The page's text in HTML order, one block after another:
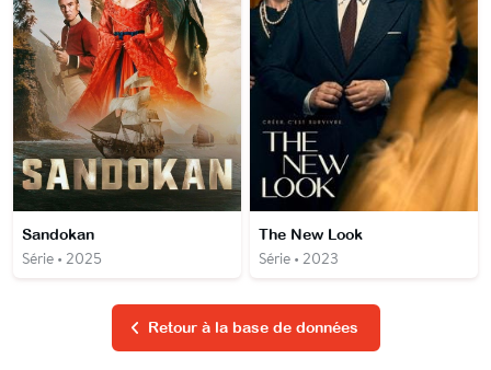
Sandokan
Série • 2025
The New Look
Série • 2023
Retour à la base de données